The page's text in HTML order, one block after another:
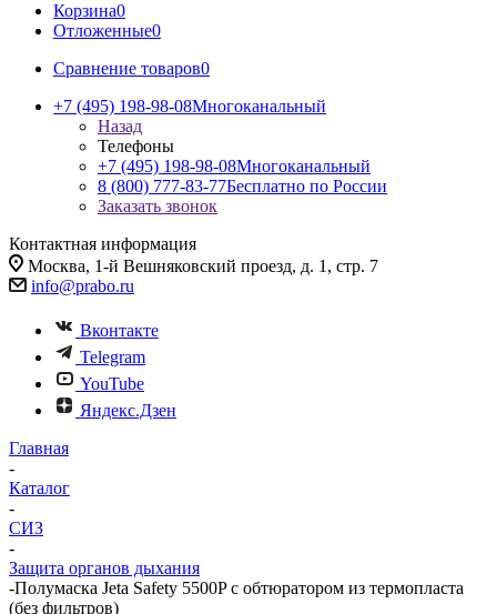
Корзина0
Отложенные0
Сравнение товаров0
+7 (495) 198-98-08Многоканальный
Назад
Телефоны
+7 (495) 198-98-08Многоканальный
8 (800) 777-83-77Бесплатно по России
Заказать звонок
Контактная информация
Москва, 1-й Вешняковский проезд, д. 1, стр. 7
info@prabo.ru
Вконтакте
Telegram
YouTube
Яндекс.Дзен
Главная
-
Каталог
-
СИЗ
-
Защита органов дыхания
-Полумаска Jeta Safety 5500P с обтюратором из термопласта
(без фильтров)